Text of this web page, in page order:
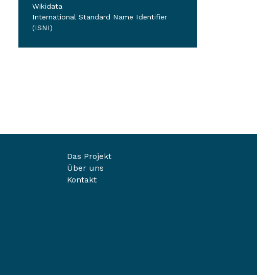
Wikidata
International Standard Name Identifier
(ISNI)
Das Projekt
Über uns
Kontakt